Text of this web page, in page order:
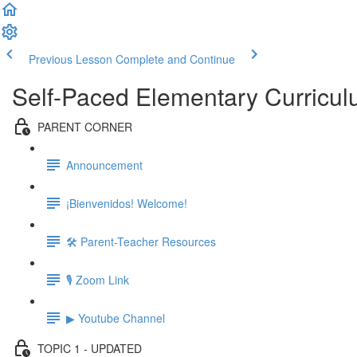
Previous Lesson Complete and Continue
Self-Paced Elementary
PARENT CORNER
Announcement
¡Bienvenidos! Welcome!
🛠 Parent-Teacher Resources
🎙 Zoom Link
▶ Youtube Channel
TOPIC 1 - UPDATED